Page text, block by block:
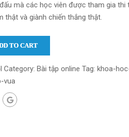
mà các học viên được tham gia thi
thật và giành chiến thắng thật.
TO CART
Category: Bài tập online Tag: khoa-
vua